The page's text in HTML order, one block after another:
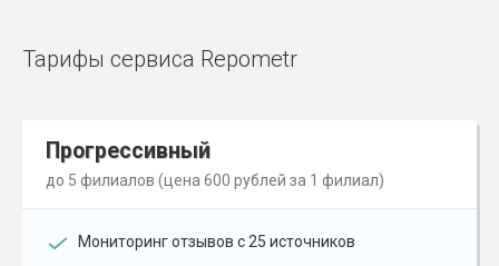
Тарифы сервиса Repometr
Прогрессивный
до 5 филиалов (цена 600 рублей за 1 филиал)
Мониторинг отзывов с 25 источников